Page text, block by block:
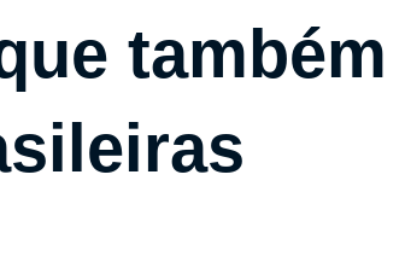
também